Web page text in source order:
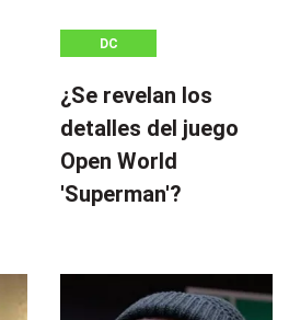
DC
¿Se revelan los
detalles del juego
Open World
'Superman'?